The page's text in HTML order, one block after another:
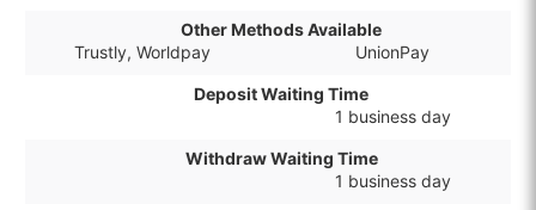
Other Methods Available
Trustly, Worldpay
UnionPay
Deposit Waiting Time
1 business day
Withdraw Waiting Time
1 business day